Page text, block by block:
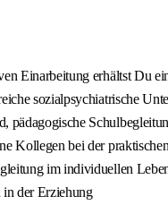
Einarbeitung erhältst Du
sozialpsychiatrische
pädagogische
Kollegen bei der
im individuellen
der Erziehung